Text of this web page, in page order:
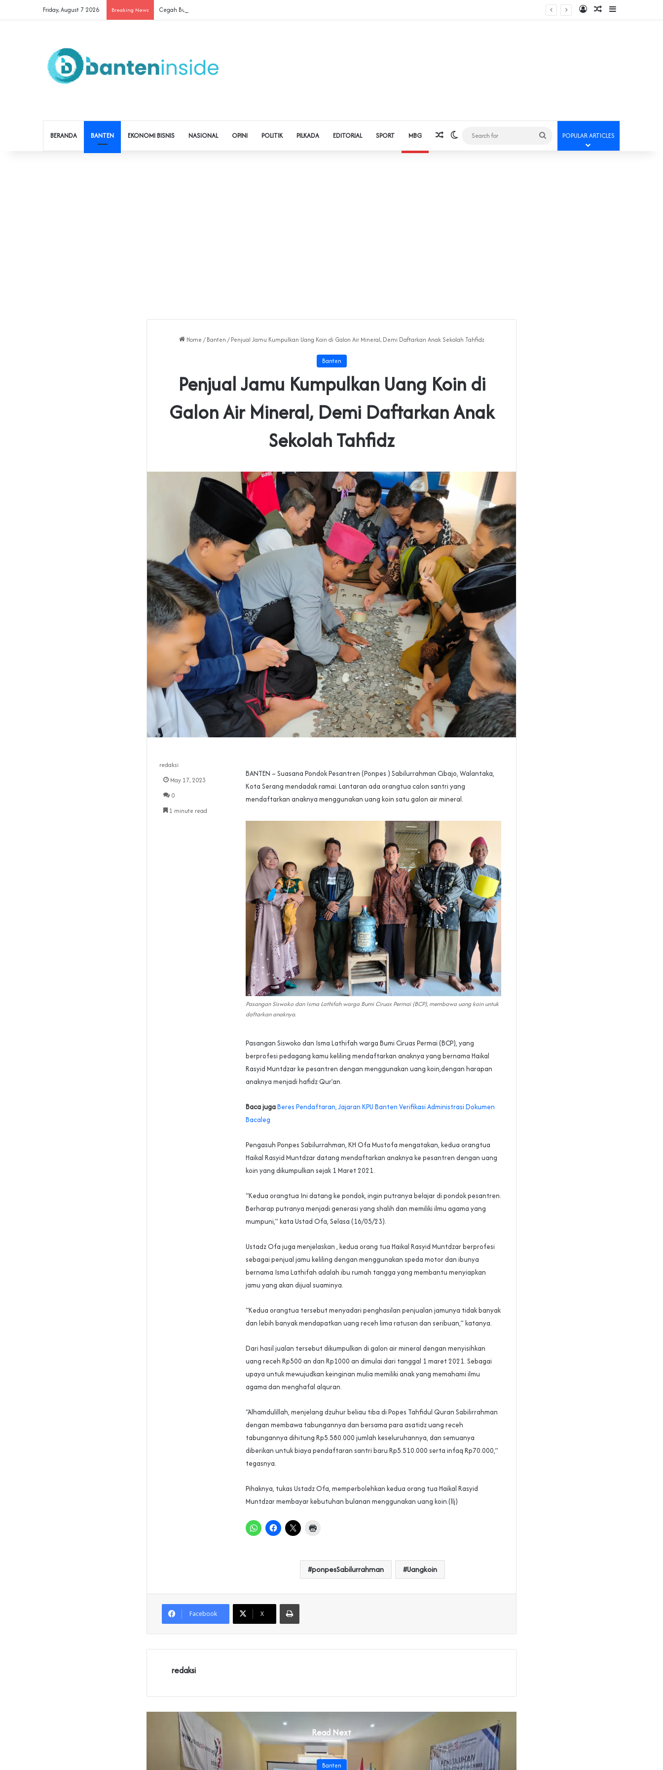
Friday, August 7 2026 Breaking News Cegah Buruh Terjerat Judol dan Pinjol, Polda Banten Gandeng SPSI Perkuat Literasi Digital Log InRandom Article
Sidebar
BERANDA BANTEN EKONOMI BISNIS NASIONAL OPINI POLITIK PILKADA EDITORIAL SPORT MBG Random Article
Switch skin
Search
for
POPULAR ARTICLES
Home / Banten / Penjual Jamu Kumpulkan Uang Koin di Galon Air Mineral, Demi Daftarkan Anak Sekolah Tahfidz
Banten
Penjual Jamu Kumpulkan Uang Koin di
Galon Air Mineral, Demi Daftarkan Anak
Sekolah Tahfidz
BANTEN – Suasana Pondok Pesantren (Ponpes ) Sabilurrahman Cibajo, Walantaka,
Kota Serang mendadak ramai. Lantaran ada orangtua calon santri yang
mendaftarkan anaknya menggunakan uang koin satu galon air mineral.
Pasangan Siswoko dan Isma Lathifah warga Bumi Ciruas Permai (BCP), membawa uang koin untuk
daftarkan anaknya.
Pasangan Siswoko dan Isma Lathifah warga Bumi Ciruas Permai (BCP), yang
berprofesi pedagang kamu keliling mendaftarkan anaknya yang bernama Haikal
Rasyid Muntdzar ke pesantren dengan menggunakan uang koin,dengan harapan
anaknya menjadi hafidz Qur’an.
Baca jugaBeres Pendaftaran, Jajaran KPU Banten Verifikasi Administrasi Dokumen
Bacaleg
Pengasuh Ponpes Sabilurrahman, KH Ofa Mustofa mengatakan, kedua orangtua
Haikal Rasyid Muntdzar datang mendaftarkan anaknya ke pesantren dengan uang
koin yang dikumpulkan sejak 1 Maret 2021.
“Kedua orangtua Ini datang ke pondok, ingin putranya belajar di pondok pesantren.
Berharap putranya menjadi generasi yang shalih dan memiliki ilmu agama yang
mumpuni,” kata Ustad Ofa, Selasa (16/05/23).
Ustadz Ofa juga menjelaskan , kedua orang tua Haikal Rasyid Muntdzar berprofesi
sebagai penjual jamu keliling dengan menggunakan speda motor dan ibunya
bernama Isma Lathifah adalah ibu rumah tangga yang membantu menyiapkan
jamu yang akan dijual suaminya.
“Kedua orangtua tersebut menyadari penghasilan penjualan jamunya tidak banyak
dan lebih banyak mendapatkan uang receh lima ratusan dan seribuan,” katanya.
Dari hasil jualan tersebut dikumpulkan di galon air mineral dengan menyisihkan
uang receh Rp500 an dan Rp1000 an dimulai dari tanggal 1 maret 2021. Sebagai
upaya untuk mewujudkan keinginan mulia memiliki anak yang memahami ilmu
agama dan menghafal alquran.
“Alhamdulillah, menjelang dzuhur beliau tiba di Popes Tahfidul Quran Sabilirrahman
dengan membawa tabungannya dan bersama para asatidz uang receh
tabungannya dihitung Rp5.580.000 jumlah keseluruhannya, dan semuanya
diberikan untuk biaya pendaftaran santri baru Rp5.510.000 serta infaq Rp70.000,”
tegasnya.
Pihaknya, tukas Ustadz Ofa, memperbolehkan kedua orang tua Haikal Rasyid
Muntdzar membayar kebutuhan bulanan menggunakan uang koin.(llj)
ponpesSabilurrahman Uangkoin
redaksi
May 17, 2023
0
1 minute read
Facebook X
Print
redaksi
Read Next
Banten